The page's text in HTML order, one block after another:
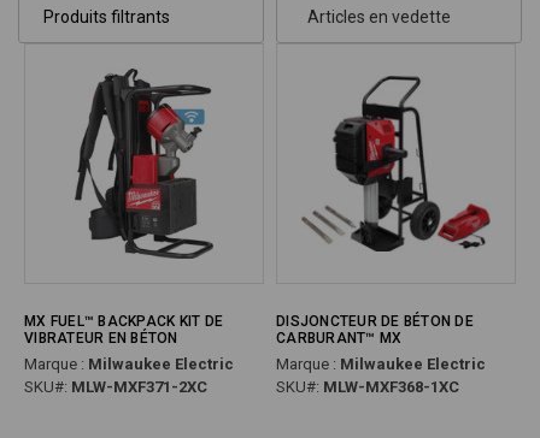
Produits filtrants
MX FUEL™ BACKPACK KIT DE
VIBRATEUR EN BÉTON
Marque : Milwaukee Electric
SKU#: MLW-MXF371-2XC
DISJONCTEUR DE BÉTON DE
CARBURANT™ MX
Marque : Milwaukee Electric
SKU#: MLW-MXF368-1XC